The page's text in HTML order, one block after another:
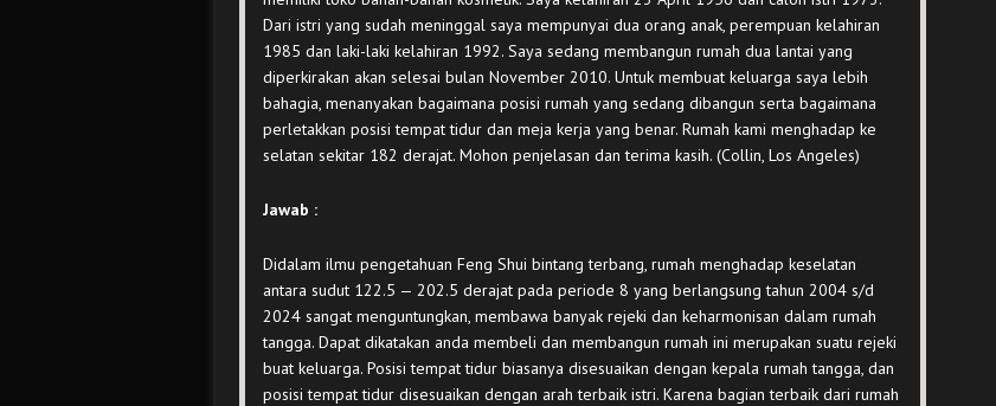
Dari istri yang sudah meninggal saya mempunyai dua orang anak, perempuan kelahiran
1985 dan laki-laki kelahiran 1992. Saya sedang membangun rumah dua lantai yang
diperkirakan akan selesai bulan November 2010. Untuk membuat keluarga saya lebih
bahagia, menanyakan bagaimana posisi rumah yang sedang dibangun serta bagaimana
perletakkan posisi tempat tidur dan meja kerja yang benar. Rumah kami menghadap ke
selatan sekitar 182 derajat. Mohon penjelasan dan terima kasih. (Collin, Los Angeles)
Jawab :
Didalam ilmu pengetahuan Feng Shui bintang terbang, rumah menghadap keselatan
antara sudut 122.5 — 202.5 derajat pada periode 8 yang berlangsung tahun 2004 s/d
2024 sangat menguntungkan, membawa banyak rejeki dan keharmonisan dalam rumah
tangga. Dapat dikatakan anda membeli dan membangun rumah ini merupakan suatu rejeki
buat keluarga. Posisi tempat tidur biasanya disesuaikan dengan kepala rumah tangga, dan
posisi tempat tidur disesuaikan dengan arah terbaik istri. Karena bagian terbaik dari rumah